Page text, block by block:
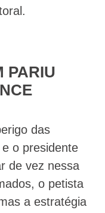
PARIU
das
o presidente
de vez nessa
o petista
a estratégia